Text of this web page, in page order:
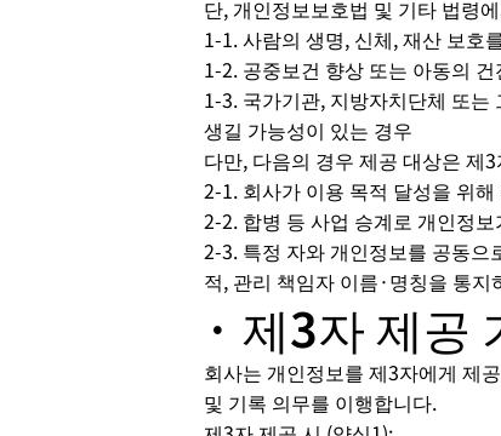
단, 개인정보보호법 및 기타 법령
1-1. 사람의 생명, 신체, 재산 보호
1-2. 공중보건 향상 또는 아동의
1-3. 국가기관, 지방자치단체 또
생길 가능성이 있는 경우
다만, 다음의 경우 제공 대상은 제
2-1. 회사가 이용 목적 달성을 위
2-2. 합병 등 사업 승계로 개인정
2-3. 특정 자와 개인정보를 공동으
적, 관리 책임자 이름·명칭을 통
· 제3자 제공
회사는 개인정보를 제3자에게 제
및 기록 의무를 이행합니다.